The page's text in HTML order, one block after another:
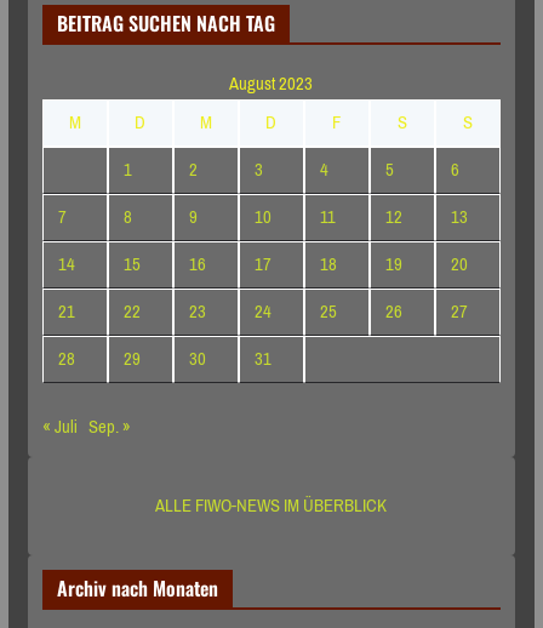
BEITRAG SUCHEN NACH TAG
August 2023
M
D M D F S
S
1
2 3 4 5
6
7
8 9 10 11 12
13
14
15 16 17 18 19
20
21
22 23 24 25 26
27
28
29 30
31
« Juli Sep. »
ALLE FIWO-NEWS IM ÜBERBLICK
Archiv nach Monaten